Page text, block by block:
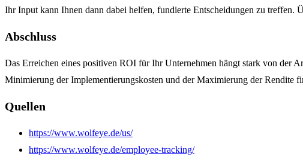
Ihr Input kann Ihnen dann dabei helfen, fundierte Entscheidungen zu treffen.
Abschluss
Das Erreichen eines positiven ROI für Ihr Unternehmen hängt stark von der
Minimierung der Implementierungskosten und der Maximierung der Rendite
Quellen
https://www.wolfeye.de/us/
https://www.wolfeye.de/employee-tracking/